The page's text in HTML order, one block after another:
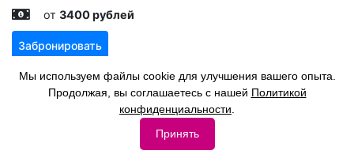
от 3400 рублей
Забронировать
Санатории Сахалинской области
Мы используем файлы cookie для улучшения вашего опыта.
Продолжая, вы соглашаетесь с нашей Политикой
конфиденциальности
Принять